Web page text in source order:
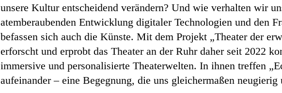
unsere Kultur entscheidend verändern? Und wie verhalten wir
atemberaubenden Entwicklung digitaler Technologien und den
befassen sich auch die Künste. Mit dem Projekt „Theater der
erforscht und erprobt das Theater an der Ruhr daher seit 2022
immersive und personalisierte Theaterwelten. In ihnen treffen
aufeinander – eine Begegnung, die uns gleichermaßen neugierig